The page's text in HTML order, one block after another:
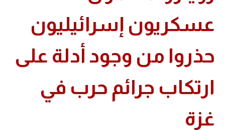
عسكريون إسرائيليون
حذروا من وجود أدلة على
ارتكاب جرائم حرب في
غزة